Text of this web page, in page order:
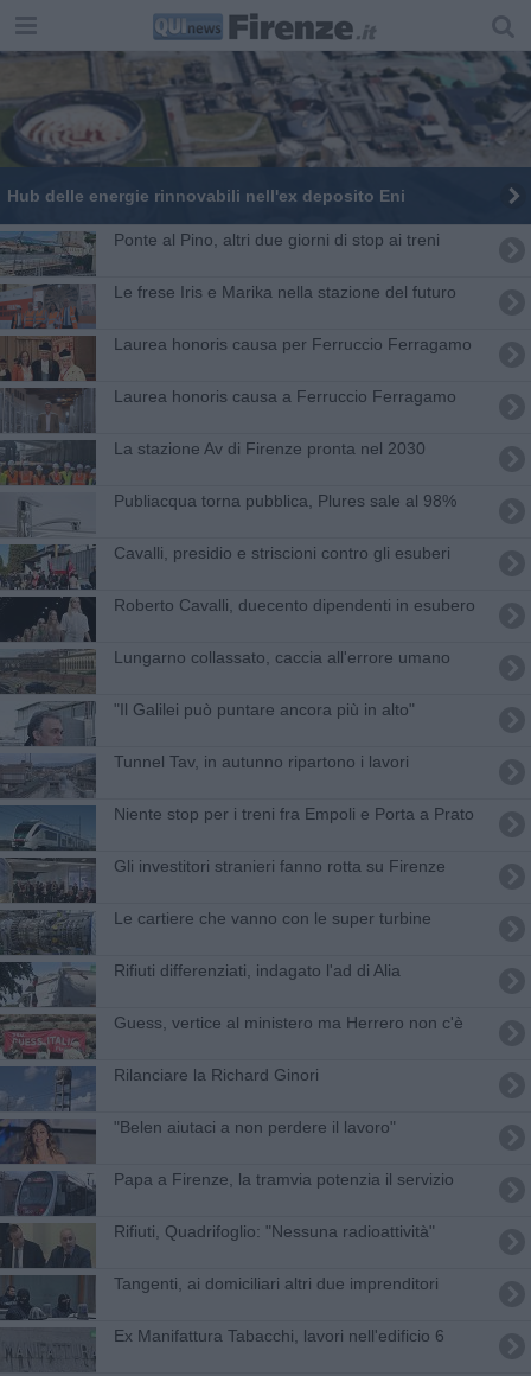
Hub delle energie rinnovabili nell'ex deposito Eni
Ponte al Pino, altri due giorni di stop ai treni
Le frese Iris e Marika nella stazione del futuro
Laurea honoris causa per Ferruccio Ferragamo
Laurea honoris causa a Ferruccio Ferragamo
La stazione Av di Firenze pronta nel 2030
Publiacqua torna pubblica, Plures sale al 98%
Cavalli, presidio e striscioni contro gli esuberi
Roberto Cavalli, duecento dipendenti in esubero
Lungarno collassato, caccia all'errore umano
"Il Galilei può puntare ancora più in alto"
Tunnel Tav, in autunno ripartono i lavori
Niente stop per i treni fra Empoli e Porta a Prato
Gli investitori stranieri fanno rotta su Firenze
Le cartiere che vanno con le super turbine
Rifiuti differenziati, indagato l'ad di Alia
Guess, vertice al ministero ma Herrero non c'è
Rilanciare la Richard Ginori
"Belen aiutaci a non perdere il lavoro"
Papa a Firenze, la tramvia potenzia il servizio
Rifiuti, Quadrifoglio: "Nessuna radioattività"
Tangenti, ai domiciliari altri due imprenditori
​Ex Manifattura Tabacchi, lavori nell'edificio 6